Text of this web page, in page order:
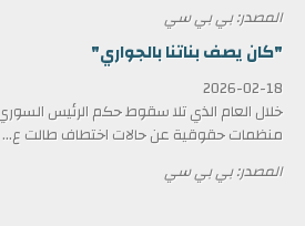
المصدر: بي بي سي
"كان يصف بناتنا بالجواري"
2026-02-18
خلال العام الذي تلا سقوط حكم الرئيس
منظمات حقوقية عن حالات اختطاف طالت ع...
المصدر: بي بي سي